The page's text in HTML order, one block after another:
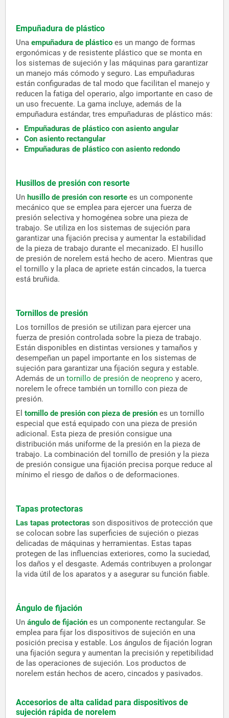
Empuñadura de plástico
Una empuñadura de plástico es un mango de formas
ergonómicas y de resistente plástico que se monta en
los sistemas de sujeción y las máquinas para garantizar
un manejo más cómodo y seguro. Las empuñaduras
están configuradas de tal modo que facilitan el manejo y
reducen la fatiga del operario, algo importante en caso de
un uso frecuente. La gama incluye, además de la
empuñadura estándar, tres empuñaduras de plástico más:
Empuñaduras de plástico con asiento angular
Con asiento rectangular
Empuñaduras de plástico con asiento redondo
Husillos de presión con resorte
Un husillo de presión con resorte es un componente
mecánico que se emplea para ejercer una fuerza de
presión selectiva y homogénea sobre una pieza de
trabajo. Se utiliza en los sistemas de sujeción para
garantizar una fijación precisa y aumentar la estabilidad
de la pieza de trabajo durante el mecanizado. El husillo
de presión de norelem está hecho de acero. Mientras que
el tornillo y la placa de apriete están cincados, la tuerca
está bruñida.
Tornillos de presión
Los tornillos de presión se utilizan para ejercer una
fuerza de presión controlada sobre la pieza de trabajo.
Están disponibles en distintas versiones y tamaños y
desempeñan un papel importante en los sistemas de
sujeción para garantizar una fijación segura y estable.
Además de un tornillo de presión de neopreno y acero,
norelem le ofrece también un tornillo con pieza de
presión.
El tornillo de presión con pieza de presión es un tornillo
especial que está equipado con una pieza de presión
adicional. Esta pieza de presión consigue una
distribución más uniforme de la presión en la pieza de
trabajo. La combinación del tornillo de presión y la pieza
de presión consigue una fijación precisa porque reduce al
mínimo el riesgo de daños o de deformaciones.
Tapas protectoras
Las tapas protectoras son dispositivos de protección que
se colocan sobre las superficies de sujeción o piezas
delicadas de máquinas y herramientas. Estas tapas
protegen de las influencias exteriores, como la suciedad,
los daños y el desgaste. Además contribuyen a prolongar
la vida útil de los aparatos y a asegurar su función fiable.
Ángulo de fijación
Un ángulo de fijación es un componente rectangular. Se
emplea para fijar los dispositivos de sujeción en una
posición precisa y estable. Los ángulos de fijación logran
una fijación segura y aumentan la precisión y repetibilidad
de las operaciones de sujeción. Los productos de
norelem están hechos de acero, cincados y pasivados.
Accesorios de alta calidad para dispositivos de
sujeción rápida de norelem